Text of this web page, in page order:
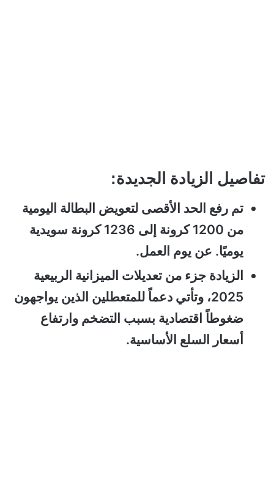
تفاصيل الزيادة الجديدة:
تم رفع الحد الأقصى لتعويض البطالة اليومية
من 1200 كرونة إلى 1236 كرونة سويدية
يوميًا. عن يوم العمل.
الزيادة جزء من تعديلات الميزانية الربيعية
2025، وتأتي دعماً للمتعطلين الذين يواجهون
ضغوطاً اقتصادية بسبب التضخم وارتفاع
أسعار السلع الأساسية.